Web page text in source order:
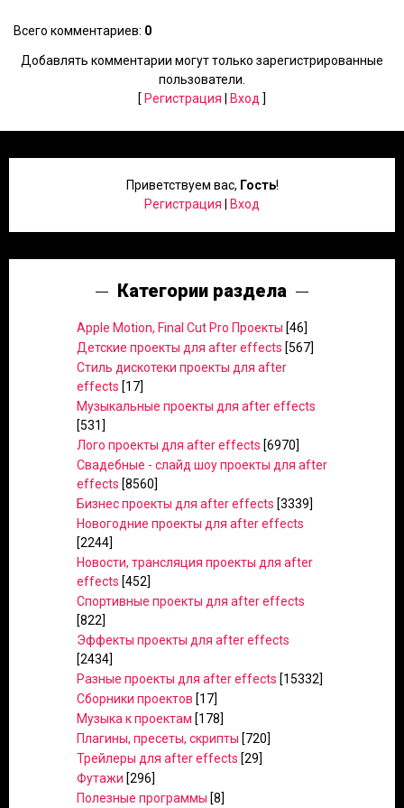
Всего комментариев: 0
Добавлять комментарии могут только зарегистрированные
пользователи.
[ Регистрация Вход ]
Приветствуем вас, Гость!
Регистрация
Вход
Категории раздела
Apple Motion, Final Cut Pro Проекты [46]
Детские проекты для after effects [567]
Стиль дискотеки проекты для after
effects [17]
Музыкальные проекты для after effects
[531]
Лого проекты для after effects [6970]
Свадебные - слайд шоу проекты для after
effects [8560]
Бизнес проекты для after effects [3339]
Новогодние проекты для after effects
[2244]
Новости, трансляция проекты для after
effects [452]
Спортивные проекты для after effects
[822]
Эффекты проекты для after effects
[2434]
Разные проекты для after effects [15332]
Сборники проектов [17]
Музыка к проектам [178]
Плагины, пресеты, скрипты [720]
Трейлеры для after effects [29]
Футажи [296]
Полезные программы [8]